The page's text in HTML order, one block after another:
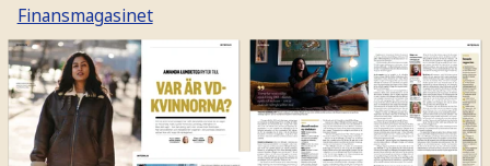
Finansmagasinet